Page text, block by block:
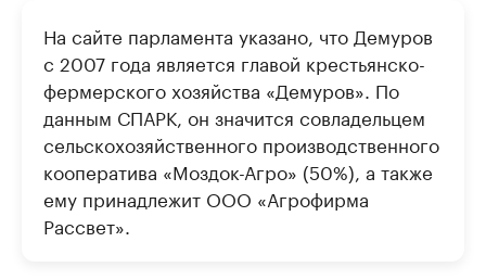
На сайте парламента указано, что Демуров
с 2007 года является главой крестьянско-
фермерского хозяйства «Демуров». По
данным СПАРК, он значится совладельцем
сельскохозяйственного производственного
кооператива «Моздок-Агро» (50%), а также
ему принадлежит ООО «Агрофирма
Рассвет».